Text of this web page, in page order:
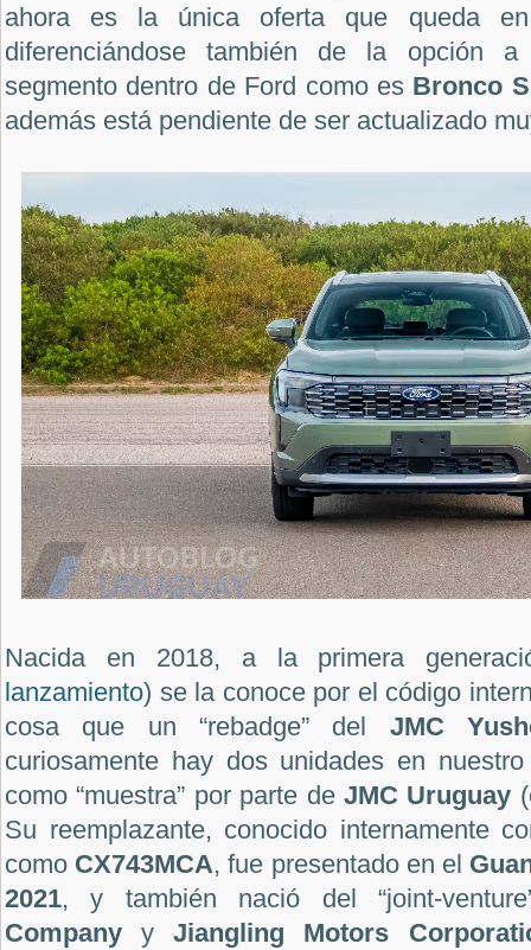
ahora es la única oferta que queda
diferenciándose también de la opción
segmento dentro de Ford como es Bronco
además está pendiente de ser actualizado
Nacida en 2018, a la primera
lanzamiento) se la conoce por el código
cosa que un “rebadge” del JMC
curiosamente hay dos unidades en
como “muestra” por parte de JMC Uruguay
Su reemplazante, conocido internamente
como CX743MCA, fue presentado en el
2021, y también nació del “joint-
Company y Jiangling Motors